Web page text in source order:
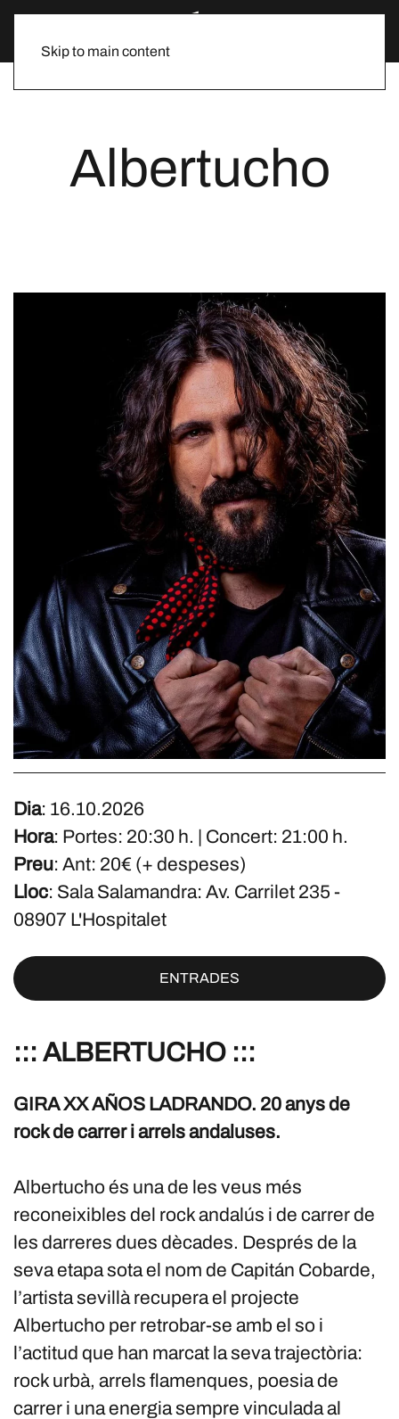
Skip to main content
Albertucho
Dia: 16.10.2026
Hora: Portes: 20:30 h. | Concert: 21:00 h.
Preu: Ant: 20€ (+ despeses)
Lloc: Sala Salamandra: Av. Carrilet 235 -
08907 L'Hospitalet
ENTRADES
::: ALBERTUCHO :::
GIRA XX AÑOS LADRANDO. 20 anys de
rock de carrer i arrels andaluses.
Albertucho és una de les veus més
reconeixibles del rock andalús i de carrer de
les darreres dues dècades. Després de la
seva etapa sota el nom de Capitán Cobarde,
l’artista sevillà recupera el projecte
Albertucho per retrobar-se amb el so i
l’actitud que han marcat la seva trajectòria:
rock urbà, arrels flamenques, poesia de
carrer i una energia sempre vinculada al